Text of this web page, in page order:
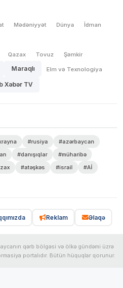
Mədəniyyət Dünya İdman
Qazax Tovuz Şəmkir
Maraqlı Elm və Texnologiya
Xəbər TV
#rusiya
#azərbaycan
#danışıqlar
#müharibə
#atəşkəs #israil
#Aİ
Reklam Əlaqə
qərb bölgəsi və ölkə gündəmi üzrə
portalıdır. Bütün hüquqlar qorunur.